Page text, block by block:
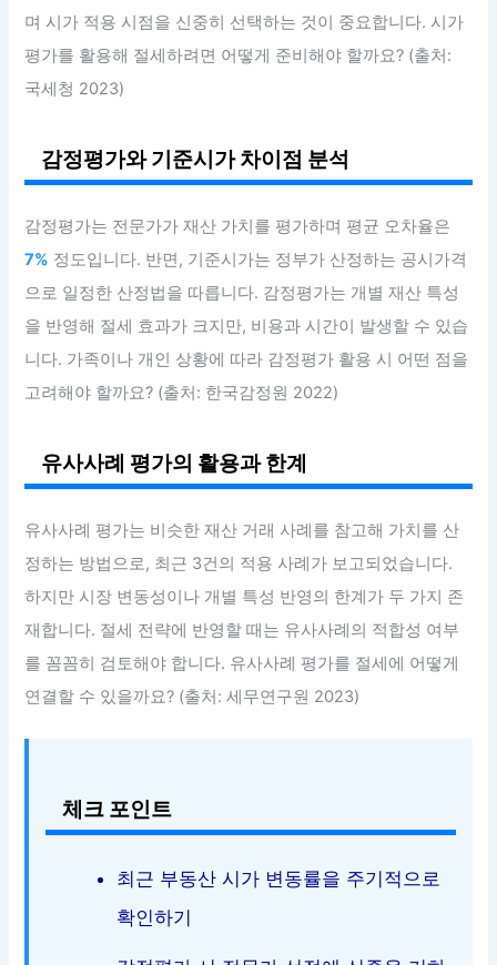
며 시가 적용 시점을 신중히 선택하는 것이 중요합니다. 시가
평가를 활용해 절세하려면 어떻게 준비해야 할까요? (출처:
국세청 2023)
감정평가와 기준시가 차이점 분석
감정평가는 전문가가 재산 가치를 평가하며 평균 오차율은
7% 정도입니다. 반면, 기준시가는 정부가 산정하는 공시가격
으로 일정한 산정법을 따릅니다. 감정평가는 개별 재산 특성
을 반영해 절세 효과가 크지만, 비용과 시간이 발생할 수 있습
니다. 가족이나 개인 상황에 따라 감정평가 활용 시 어떤 점을
고려해야 할까요? (출처: 한국감정원 2022)
유사사례 평가의 활용과 한계
유사사례 평가는 비슷한 재산 거래 사례를 참고해 가치를 산
정하는 방법으로, 최근 3건의 적용 사례가 보고되었습니다.
하지만 시장 변동성이나 개별 특성 반영의 한계가 두 가지 존
재합니다. 절세 전략에 반영할 때는 유사사례의 적합성 여부
를 꼼꼼히 검토해야 합니다. 유사사례 평가를 절세에 어떻게
연결할 수 있을까요? (출처: 세무연구원 2023)
체크 포인트
최근 부동산 시가 변동률을 주기적으로
확인하기